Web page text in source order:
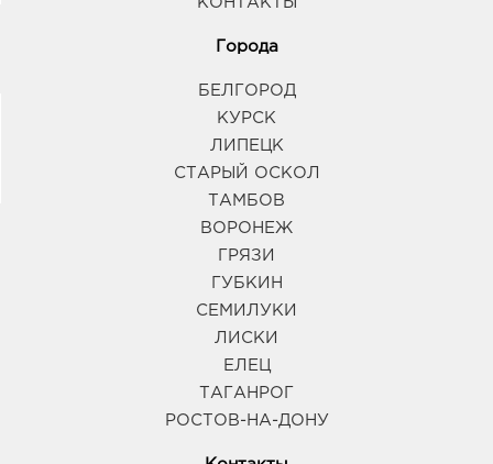
Города
БЕЛГОРОД
КУРСК
ЛИПЕЦК
СТАРЫЙ ОСКОЛ
ТАМБОВ
ВОРОНЕЖ
ГРЯЗИ
ГУБКИН
СЕМИЛУКИ
ЛИСКИ
ЕЛЕЦ
ТАГАНРОГ
РОСТОВ-НА-ДОНУ